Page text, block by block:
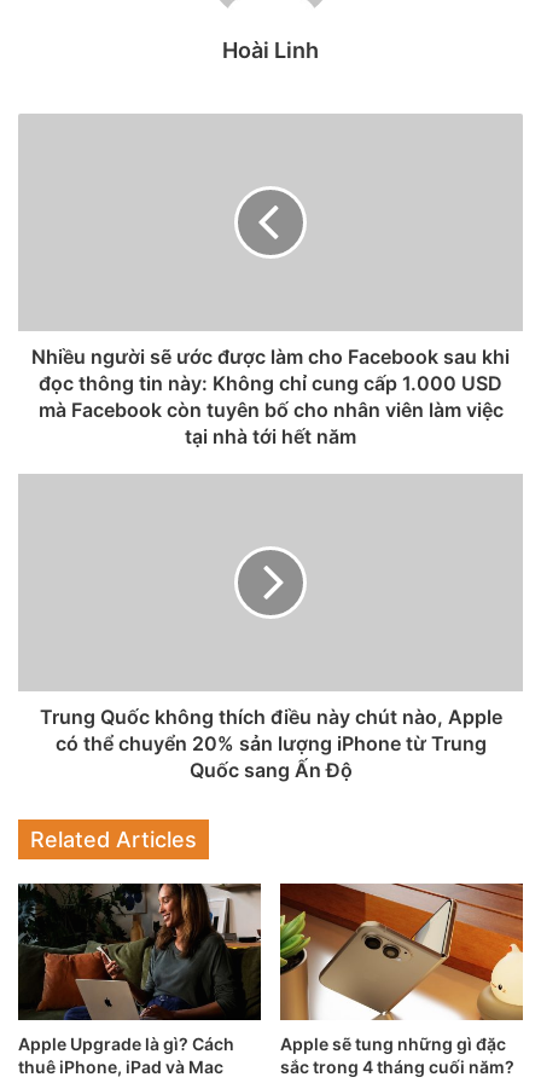
Bước 2:Sau đó, bạn hãy mở ứng dụngGalaxy
thể truy cập vào đường link sau:
đây.
Bước 3:Tại đây, bạn hãy chọn biểu tượngMenu (3 dấu
gạch ngang) >> Galaxy Buds+nếu bạn có kết nối với
nhiều thiết bị đeo thông minh của Samsung (Đồng hồ,
vòng đeo tay, tai nghe,…)
Lưu ý: Bước này chỉ thực hiện trên ứng dụng Galaxy
Wearable cho Android. Ứng dụng Samsung Galaxy Buds+
cho iOS sẽ bỏ qua bước này.
Hoài Linh
Nhiều người sẽ ước được làm cho Facebook sau khi
đọc thông tin này: Không chỉ cung cấp 1.000 USD
mà Facebook còn tuyên bố cho nhân viên làm việc
tại nhà tới hết năm
Trung Quốc không thích điều này chút nào, Apple
có thể chuyển 20% sản lượng iPhone từ Trung
Quốc sang Ấn Độ
Related Articles
Apple Upgrade là gì? Cách
thuê iPhone, iPad và Mac
Apple sẽ tung những gì đặc
sắc trong 4 tháng cuối năm?